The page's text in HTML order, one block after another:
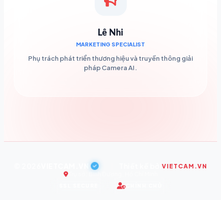
Lê Nhi
MARKETING SPECIALIST
Phụ trách phát triển thương hiệu và truyền thông giải
pháp Camera AI.
VIETCAM.VN
Trụ sở: Bình Dương, Hồ Chí Minh
CHÍNH CHỦ